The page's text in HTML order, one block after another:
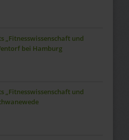
„Fitnesswissenschaft und
bei Hamburg
„Fitnesswissenschaft und